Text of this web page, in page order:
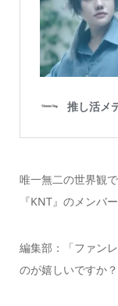
唯一無二の世界観
『KNT』のメンバ
編集部：「ファン
のが嬉しいですか？